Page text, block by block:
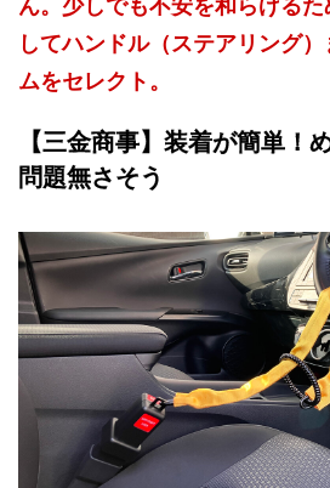
ん。少しでも不安を和らげる
してハンドル（ステアリング
ムをセレクト。
【三金商事】装着が簡単！
問題無さそう